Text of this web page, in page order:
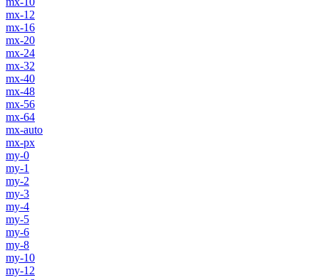
mx-12
mx-16
mx-20
mx-24
mx-32
mx-40
mx-48
mx-56
mx-64
mx-auto
mx-px
my-0
my-1
my-2
my-3
my-4
my-5
my-6
my-8
my-10
my-12